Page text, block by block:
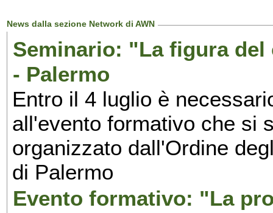
News dalla sezione Network di AWN
Seminario: "La figura
- Palermo
Entro il 4 luglio è
all'evento formativo che si
organizzato dall'Ordine
di Palermo
Evento formativo: "La